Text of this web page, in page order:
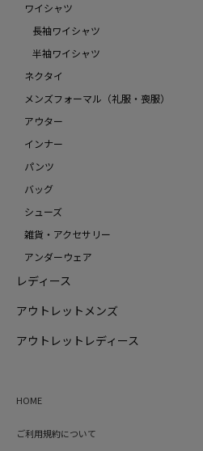
ワイシャツ
長袖ワイシャツ
半袖ワイシャツ
ネクタイ
メンズフォーマル（礼服・喪服）
アウター
インナー
パンツ
バッグ
シューズ
雑貨・アクセサリー
アンダーウェア
レディース
アウトレットメンズ
アウトレットレディース
HOME
ご利用規約について